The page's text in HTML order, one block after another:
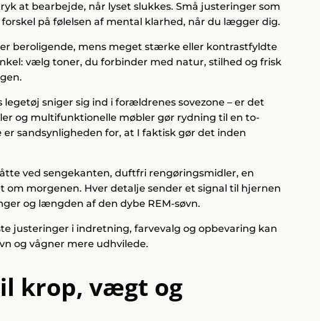
at bearbejde, når lyset slukkes. Små justeringer som
på følelsen af mental klarhed, når du lægger dig.
beroligende, mens meget stærke eller kontrastfyldte
vælg toner, du forbinder med natur, stilhed og frisk
sniger sig ind i forældrenes sovezone – er det
og multifunktionelle møbler gør rydning til en to-
sandsynligheden for, at I faktisk gør det inden
ved sengekanten, duftfri rengøringsmidler, en
morgenen. Hver detalje sender et signal til hjernen
og længden af den dybe REM-søvn.
justeringer i indretning, farvevalg og opbevaring kan
og vågner mere udhvilede.
krop, vægt og